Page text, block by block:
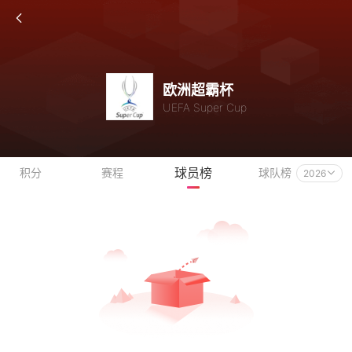
欧洲超霸杯
UEFA Super Cup
积分 赛程 球员榜 球队榜 2026